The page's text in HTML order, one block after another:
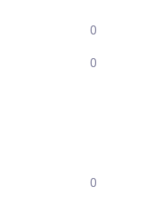
0
0
0